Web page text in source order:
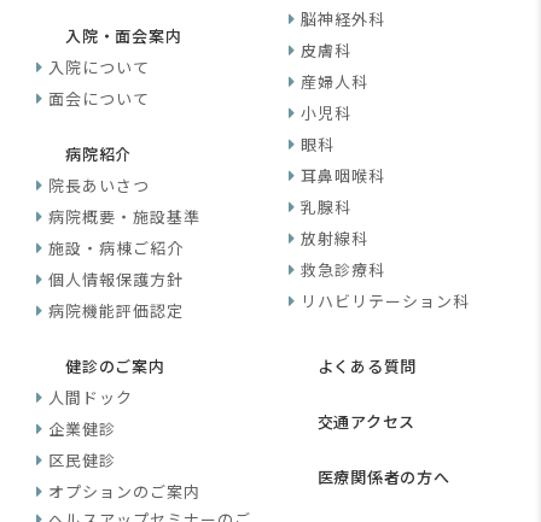
入院・面会案内
入院について
面会について
病院紹介
院長あいさつ
病院概要・施設基準
施設・病棟ご紹介
個人情報保護方針
病院機能評価認定
脳神経外科
皮膚科
産婦人科
小児科
眼科
耳鼻咽喉科
乳腺科
放射線科
救急診療科
リハビリテーション科
健診のご案内
人間ドック
企業健診
区民健診
オプションのご案内
よくある質問
交通アクセス
医療関係者の方へ